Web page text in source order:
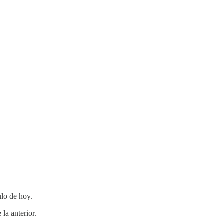
de hoy.
la anterior.